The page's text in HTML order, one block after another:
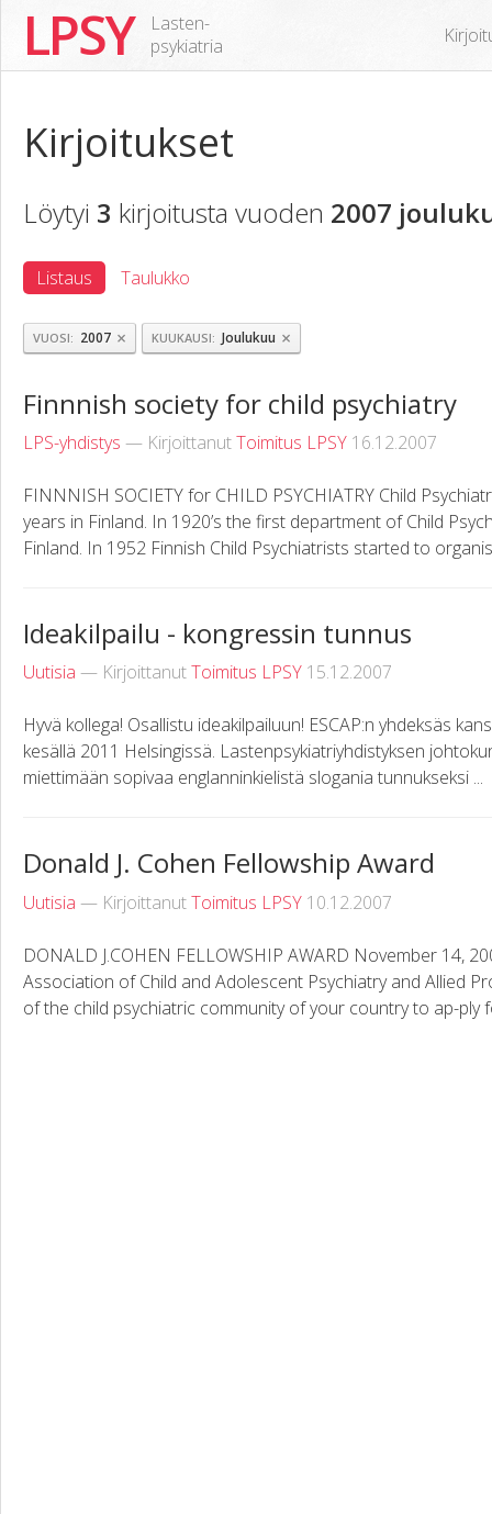
LPSY
Lasten-
psykiatria
Kirjoitukset
Löytyi 3 kirjoitusta vuoden 2007
Listaus Taulukko
VUOSI 2007 × KUUKAUSI Joulukuu ×
Finnnish society for child psychiatry
LPS-yhdistys — KirjoittanutToimitus LPSY 16.12.2007
FINNNISH SOCIETY for CHILD PSYCHIATRY Child
years in Finland. In 1920’s the first department of Child
Finland. In 1952 Finnish Child Psychiatrists started to
Ideakilpailu - kongressin tunnus
Uutisia — KirjoittanutToimitus LPSY 15.12.2007
Hyvä kollega! Osallistu ideakilpailuun! ESCAP:n yhdeksäs
kesällä 2011 Helsingissä. Lastenpsykiatriyhdistyksen
miettimään sopivaa englanninkielistä slogania tunnukseksi ...
Donald J. Cohen Fellowship Award
Uutisia — KirjoittanutToimitus LPSY 10.12.2007
DONALD J.COHEN FELLOWSHIP AWARD November 14,
Association of Child and Adolescent Psychiatry and Allied
of the child psychiatric community of your country to ap-ply